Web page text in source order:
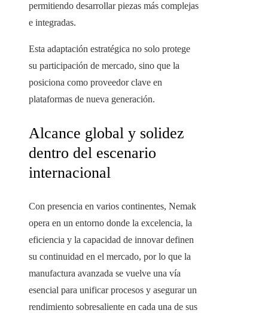
permitiendo desarrollar piezas más complejas
e integradas.
Esta adaptación estratégica no solo protege
su participación de mercado, sino que la
posiciona como proveedor clave en
plataformas de nueva generación.
Alcance global y solidez
dentro del escenario
internacional
Con presencia en varios continentes, Nemak
opera en un entorno donde la excelencia, la
eficiencia y la capacidad de innovar definen
su continuidad en el mercado, por lo que la
manufactura avanzada se vuelve una vía
esencial para unificar procesos y asegurar un
rendimiento sobresaliente en cada una de sus